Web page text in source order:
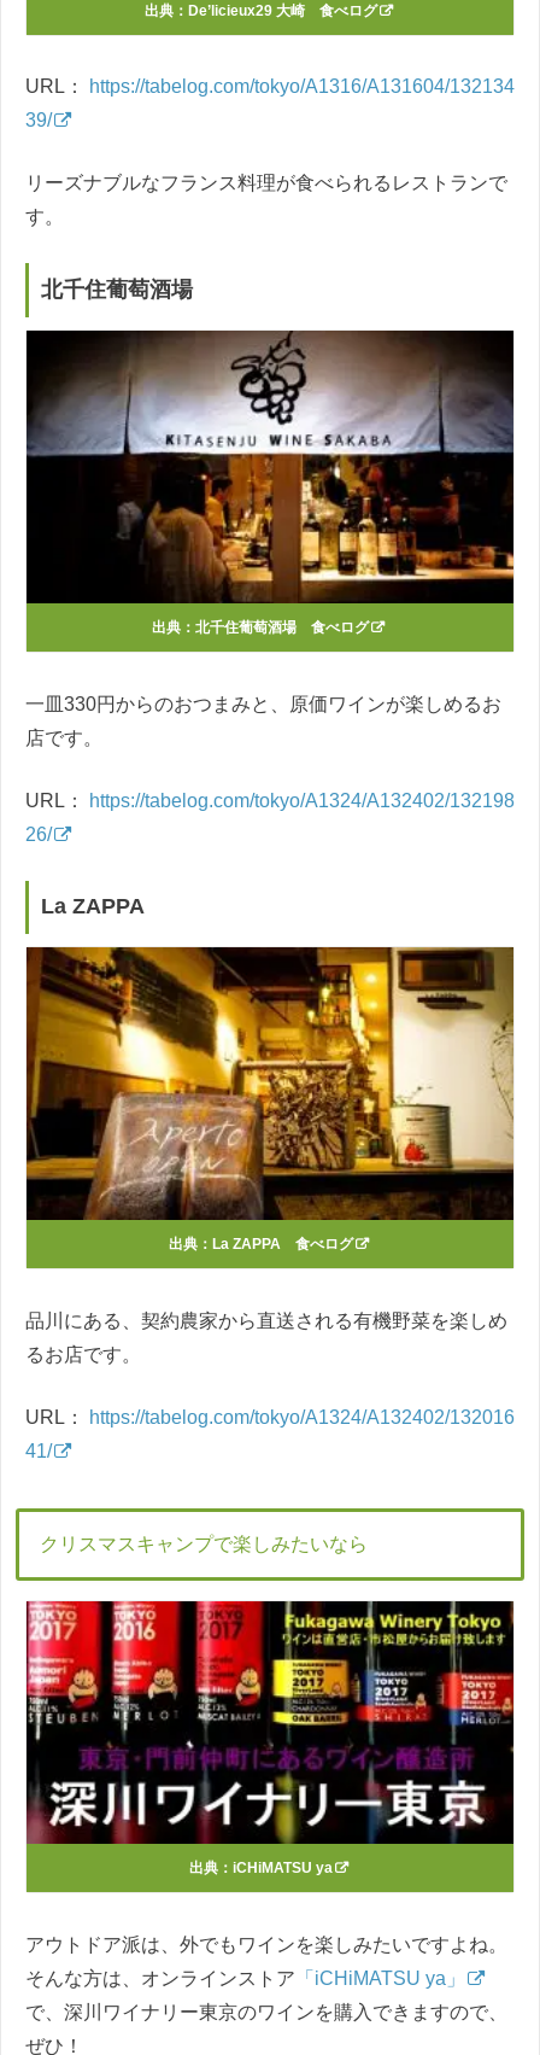
出典： De’licieux29 大崎 食べログ
URL：
https://tabelog.com/tokyo/A1316/A131604/132134
39/
リーズナブルなフランス料理が食べられるレストランで
す。
北千住葡萄酒場
出典： 北千住葡萄酒場 食べログ
一皿330円からのおつまみと、原価ワインが楽しめるお
店です。
URL：
https://tabelog.com/tokyo/A1324/A132402/132198
26/
La ZAPPA
出典： La ZAPPA 食べログ
品川にある、契約農家から直送される有機野菜を楽しめ
るお店です。
URL：
https://tabelog.com/tokyo/A1324/A132402/132016
41/
クリスマスキャンプで楽しみたいなら
出典： iCHiMATSU ya
アウトドア派は、外でもワインを楽しみたいですよね。
そんな方は、オンラインストア 「iCHiMATSU ya」
で、深川ワイナリー東京のワインを購入できますので、
ぜひ！